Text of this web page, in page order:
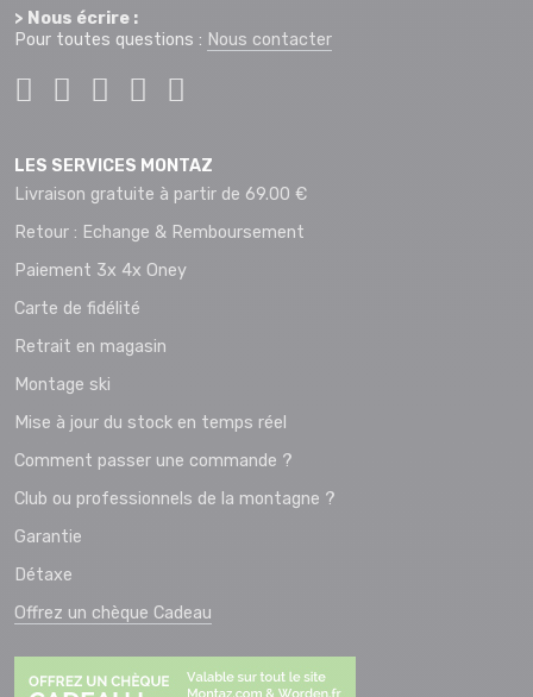
> Nous écrire :
Pour toutes questions : Nous contacter
LES SERVICES MONTAZ
Livraison gratuite à partir de 69.00 €
Retour : Echange & Remboursement
Paiement 3x 4x Oney
Carte de fidélité
Retrait en magasin
Montage ski
Mise à jour du stock en temps réel
Comment passer une commande ?
Club ou professionnels de la montagne ?
Garantie
Détaxe
Offrez un chèque Cadeau